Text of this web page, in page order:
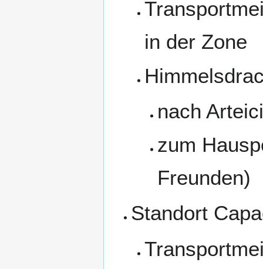
in der Zone
nach
zum
Freunden)
Standort